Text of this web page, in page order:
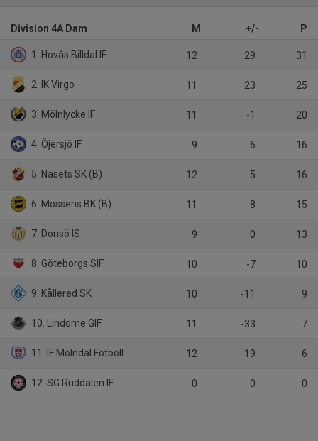
Division 4A Dam M +/- P
1. Hovås Billdal IF 12 29 31
2. IK Virgo 11 23 25
3. Mölnlycke IF 11 -1 20
4. Öjersjö IF 9 6 16
5. Näsets SK (B) 12 5 16
6. Mossens BK (B) 11 8 15
7. Donsö IS 9 0 13
8. Göteborgs SIF 10 -7 10
9. Kållered SK 10 -11 9
10. Lindome GIF 11 -33 7
11. IF Mölndal Fotboll 12 -19 6
12. SG Ruddalen IF 0 0 0